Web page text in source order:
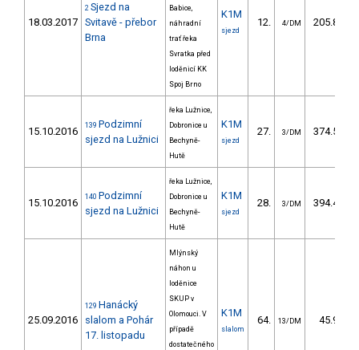
18.03.2017
2 Sjezd na
Svitavě - přebor
Brna
Babice,
náhradní
trať řeka
Svratka před
loděnicí KK
Spoj Brno
K1M
sjezd
12. 4/DM 205.80
15.10.2016 139 Podzimní
sjezd na Lužnici
řeka Lužnice,
Dobronice u
Bechyně-
Hutě
K1M
sjezd
27. 3/DM 374.50
15.10.2016 140 Podzimní
sjezd na Lužnici
řeka Lužnice,
Dobronice u
Bechyně-
Hutě
K1M
sjezd
28. 3/DM 394.40
25.09.2016
129 Hanácký
slalom a Pohár
17. listopadu
Mlýnský
náhon u
loděnice
SKUP v
Olomouci. V
případě
dostatečného
K1M
slalom
64. 13/DM 45.90